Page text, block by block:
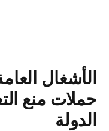
الأشغال
حملات منع
الدولة